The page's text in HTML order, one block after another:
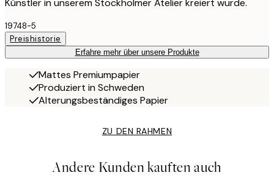
Künstler in unserem Stockholmer Atelier kreiert wurde.
19748-5
Preishistorie
Erfahre mehr über unsere Produkte
Mattes Premiumpapier
Produziert in Schweden
Alterungsbeständiges Papier
ZU DEN RAHMEN
Andere Kunden kauften auch